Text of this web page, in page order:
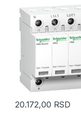
20.172,00 RSD